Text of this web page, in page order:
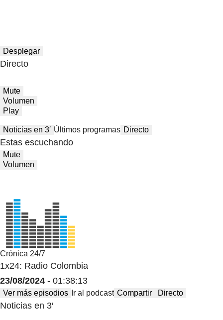
Desplegar
Directo
Mute
Volumen
Play
Noticias en 3′ Últimos programas Directo
Estas escuchando
Mute
Volumen
Crónica 24/7
1x24: Radio Colombia
23/08/2024 - 01:38:13
Ver más episodios Ir al podcast Compartir Directo
Noticias en 3′